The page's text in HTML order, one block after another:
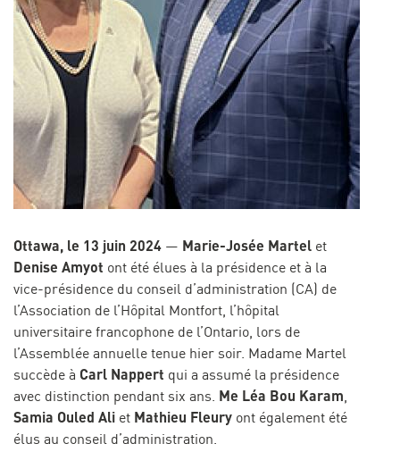
Ottawa, le 13 juin 2024 — Marie-Josée Martel et
Denise Amyot ont été élues à la présidence et à la
vice-présidence du conseil d’administration (CA) de
l’Association de l’Hôpital Montfort, l’hôpital
universitaire francophone de l’Ontario, lors de
l’Assemblée annuelle tenue hier soir. Madame Martel
succède à Carl Nappert qui a assumé la présidence
avec distinction pendant six ans. Me Léa Bou Karam,
Samia Ouled Ali et Mathieu Fleury ont également été
élus au conseil d’administration.